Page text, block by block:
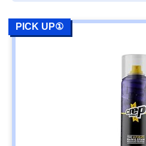
PICK UP①